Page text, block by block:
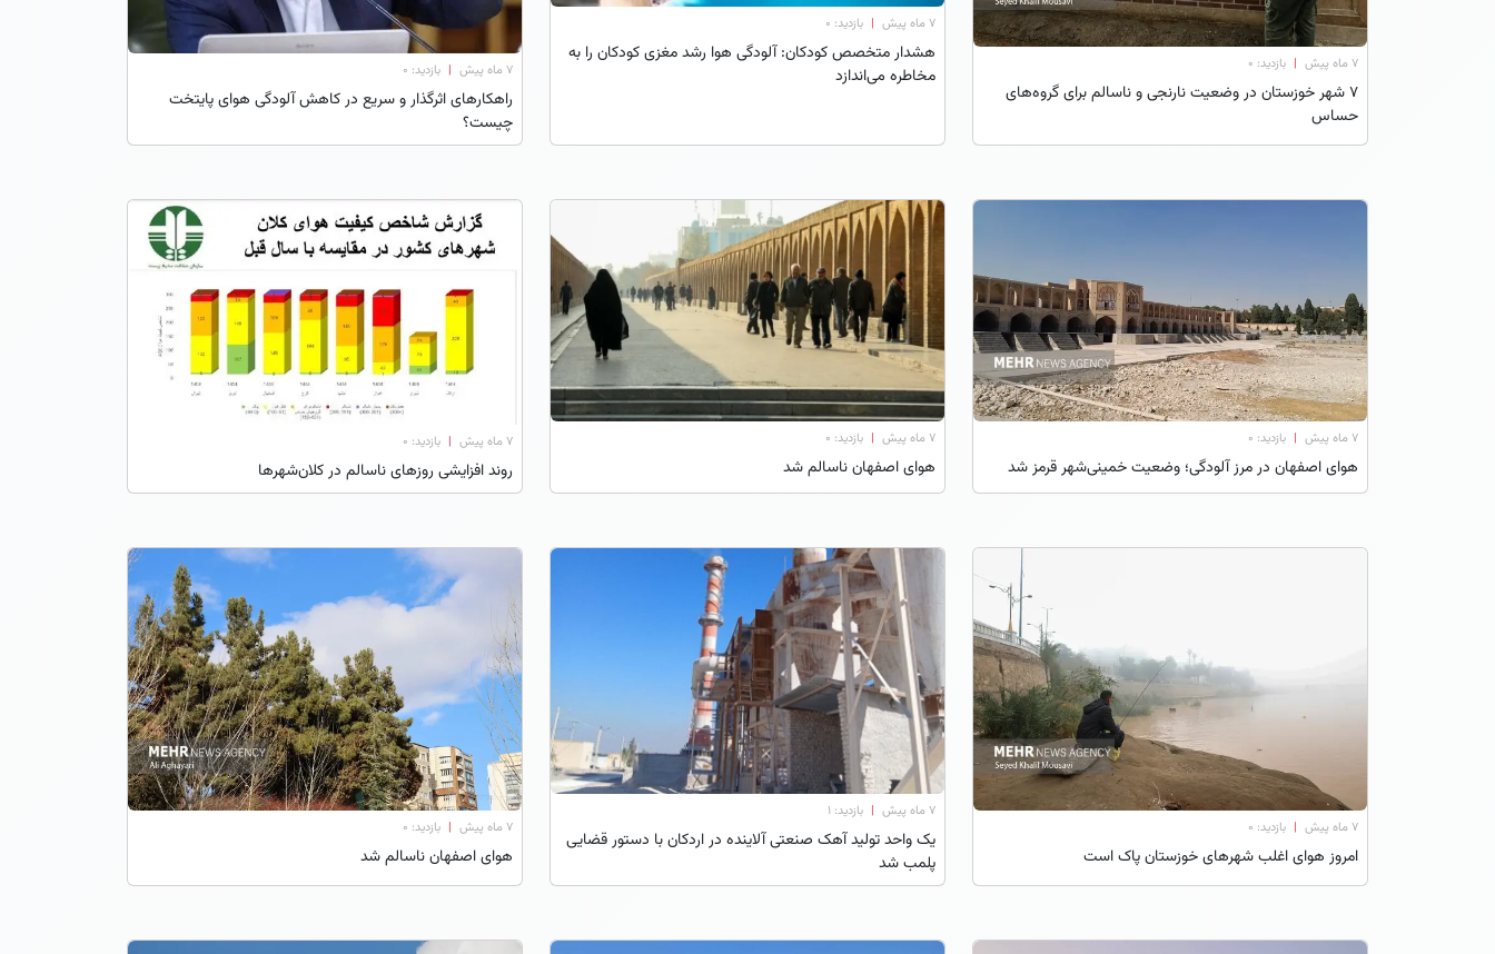
۷ ماه پیش | بازدید: 0
۷ شهر خوزستان در وضعیت نارنجی و ناسالم برای گروه‌های
حساس
۷ ماه پیش | بازدید: 0
هشدار متخصص کودکان: آلودگی هوا رشد مغزی کودکان را به
مخاطره می‌اندازد
۷ ماه پیش | بازدید: 0
راهکارهای اثرگذار و سریع در کاهش آلودگی هوای پایتخت
چیست؟
۷ ماه پیش | بازدید: 0
هوای اصفهان در مرز آلودگی؛ وضعیت خمینی‌شهر قرمز شد
۷ ماه پیش | بازدید: 0
هوای اصفهان ناسالم شد
۷ ماه پیش | بازدید: 0
روند افزایشی روزهای ناسالم در کلان‌شهرها
۷ ماه پیش | بازدید: 0
امروز هوای اغلب شهرهای خوزستان پاک است
۷ ماه پیش | بازدید: 1
یک واحد تولید آهک صنعتی آلاینده در اردکان با دستور قضایی
پلمب شد
۷ ماه پیش | بازدید: 0
هوای اصفهان ناسالم شد